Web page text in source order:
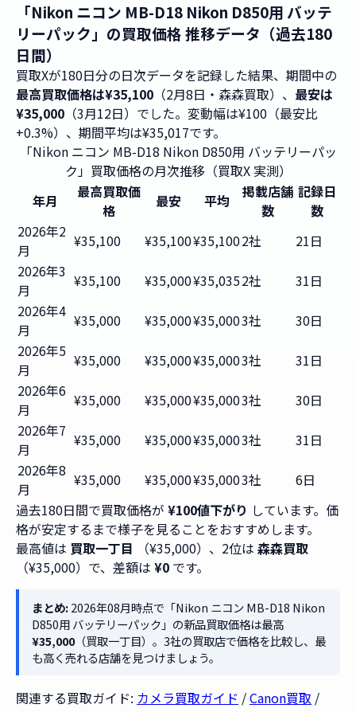
「Nikon ニコン MB-D18 Nikon D850用 バッテ
リーパック」の買取価格 推移データ（過去180
日間）
買取Xが180日分の日次データを記録した結果、期間中の
最高買取価格は¥35,100 （2月8日・森森買取）、 最安は
¥35,000 （3月12日）でした。変動幅は¥100（最安比
+0.3%）、期間平均は¥35,017です。
「Nikon ニコン MB-D18 Nikon D850用 バッテリーパッ
ク」買取価格の月次推移（買取X 実測）
年月
最高買取価
格
最安 平均
掲載店舗
数
記録日
数
2026年2
月
¥35,100 ¥35,100¥35,1002社
21日
2026年3
月
¥35,100 ¥35,000¥35,0352社
31日
2026年4
月
¥35,000 ¥35,000¥35,0003社
30日
2026年5
月
¥35,000 ¥35,000¥35,0003社
31日
2026年6
月
¥35,000 ¥35,000¥35,0003社
30日
2026年7
月
¥35,000 ¥35,000¥35,0003社
31日
2026年8
月
¥35,000 ¥35,000¥35,0003社
6日
過去180日間で買取価格が ¥100値下がり しています。価
格が安定するまで様子を見ることをおすすめします。
最高値は 買取一丁目 （¥35,000）、2位は 森森買取
（¥35,000）で、差額は ¥0 です。
まとめ:2026年08月時点で「Nikon ニコン MB-D18 Nikon
D850用 バッテリーパック」の新品買取価格は最高
¥35,000（買取一丁目）。3社の買取店で価格を比較し、最
も高く売れる店舗を見つけましょう。
関連する買取ガイド: カメラ買取ガイド /Canon買取 /